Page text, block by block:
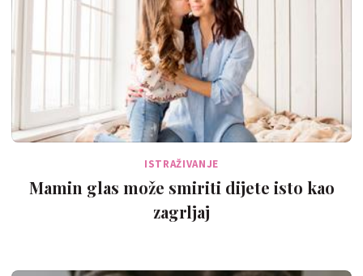
ISTRAŽIVANJE
Mamin glas može smiriti dijete isto kao
zagrljaj